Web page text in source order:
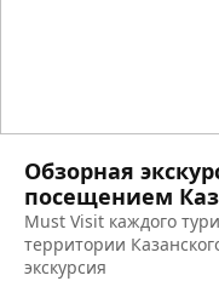
Обзорная
посещением
Must Visit каждого
территории
экскурсия